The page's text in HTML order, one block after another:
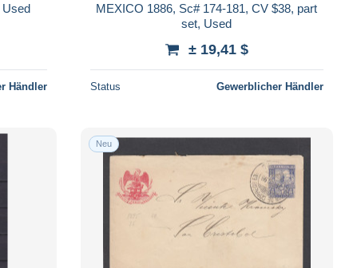
Used
Händler
MEXICO 1886, Sc# 174-181, CV $38, part
set, Used
± 19,41 $
Status Gewerblicher Händler
Neu